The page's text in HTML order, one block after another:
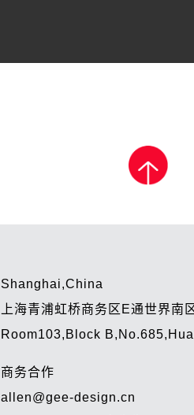
Shanghai,China
上海青浦虹桥商务区E通世界南
Room103,Block
商务合作
allen@gee-design.cn